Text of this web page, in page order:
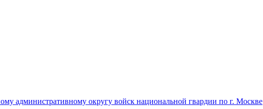
административному округу войск национальной гвардии по г. Москве